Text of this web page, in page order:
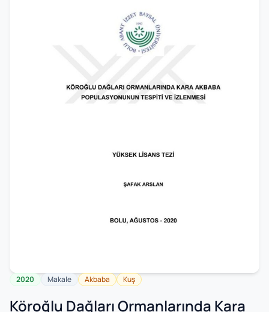
2020 Makale Akbaba Kuş
Köroğlu Dağları Ormanlarında Kara